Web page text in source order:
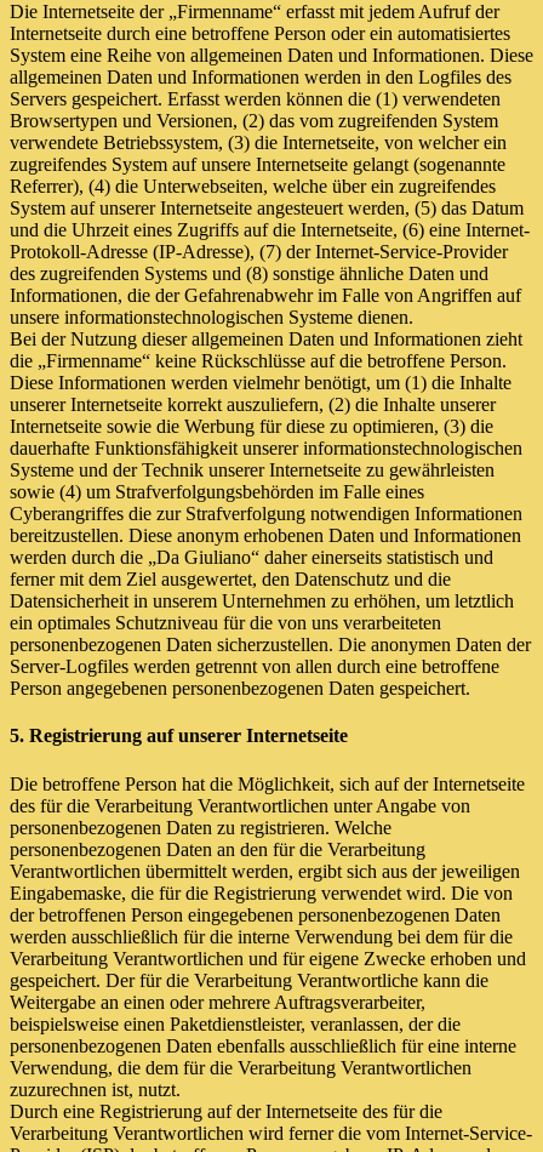
Die Internetseite der „Firmenname“ erfasst mit jedem Aufruf der
Internetseite durch eine betroffene Person oder ein automatisiertes
System eine Reihe von allgemeinen Daten und Informationen. Diese
allgemeinen Daten und Informationen werden in den Logfiles des
Servers gespeichert. Erfasst werden können die (1) verwendeten
Browsertypen und Versionen, (2) das vom zugreifenden System
verwendete Betriebssystem, (3) die Internetseite, von welcher ein
zugreifendes System auf unsere Internetseite gelangt (sogenannte
Referrer), (4) die Unterwebseiten, welche über ein zugreifendes
System auf unserer Internetseite angesteuert werden, (5) das Datum
und die Uhrzeit eines Zugriffs auf die Internetseite, (6) eine Internet-
Protokoll-Adresse (IP-Adresse), (7) der Internet-Service-Provider
des zugreifenden Systems und (8) sonstige ähnliche Daten und
Informationen, die der Gefahrenabwehr im Falle von Angriffen auf
unsere informationstechnologischen Systeme dienen.
Bei der Nutzung dieser allgemeinen Daten und Informationen zieht
die „Firmenname“ keine Rückschlüsse auf die betroffene Person.
Diese Informationen werden vielmehr benötigt, um (1) die Inhalte
unserer Internetseite korrekt auszuliefern, (2) die Inhalte unserer
Internetseite sowie die Werbung für diese zu optimieren, (3) die
dauerhafte Funktionsfähigkeit unserer informationstechnologischen
Systeme und der Technik unserer Internetseite zu gewährleisten
sowie (4) um Strafverfolgungsbehörden im Falle eines
Cyberangriffes die zur Strafverfolgung notwendigen Informationen
bereitzustellen. Diese anonym erhobenen Daten und Informationen
werden durch die „Da Giuliano“ daher einerseits statistisch und
ferner mit dem Ziel ausgewertet, den Datenschutz und die
Datensicherheit in unserem Unternehmen zu erhöhen, um letztlich
ein optimales Schutzniveau für die von uns verarbeiteten
personenbezogenen Daten sicherzustellen. Die anonymen Daten der
Server-Logfiles werden getrennt von allen durch eine betroffene
Person angegebenen personenbezogenen Daten gespeichert.
5. Registrierung auf unserer Internetseite
Die betroffene Person hat die Möglichkeit, sich auf der Internetseite
des für die Verarbeitung Verantwortlichen unter Angabe von
personenbezogenen Daten zu registrieren. Welche
personenbezogenen Daten an den für die Verarbeitung
Verantwortlichen übermittelt werden, ergibt sich aus der jeweiligen
Eingabemaske, die für die Registrierung verwendet wird. Die von
der betroffenen Person eingegebenen personenbezogenen Daten
werden ausschließlich für die interne Verwendung bei dem für die
Verarbeitung Verantwortlichen und für eigene Zwecke erhoben und
gespeichert. Der für die Verarbeitung Verantwortliche kann die
Weitergabe an einen oder mehrere Auftragsverarbeiter,
beispielsweise einen Paketdienstleister, veranlassen, der die
personenbezogenen Daten ebenfalls ausschließlich für eine interne
Verwendung, die dem für die Verarbeitung Verantwortlichen
zuzurechnen ist, nutzt.
Durch eine Registrierung auf der Internetseite des für die
Verarbeitung Verantwortlichen wird ferner die vom Internet-Service-